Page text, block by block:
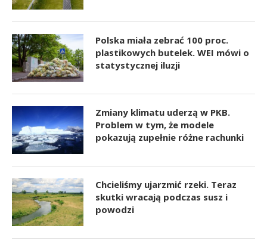
Polska miała zebrać 100 proc.
plastikowych butelek. WEI mówi o
statystycznej iluzji
Zmiany klimatu uderzą w PKB.
Problem w tym, że modele
pokazują zupełnie różne rachunki
Chcieliśmy ujarzmić rzeki. Teraz
skutki wracają podczas susz i
powodzi